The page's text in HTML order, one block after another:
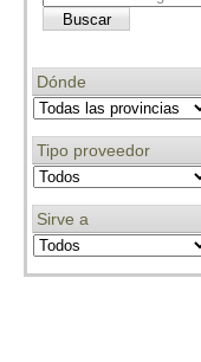
Dónde
Tipo proveedor
Sirve a